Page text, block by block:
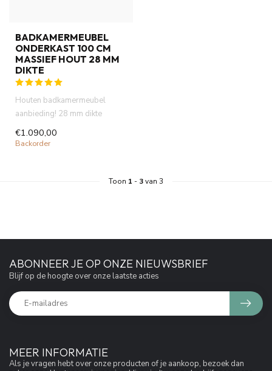
BADKAMERMEUBEL
ONDERKAST 100 CM
MASSIEF HOUT 28 MM
DIKTE
Houten badkamermeubel
aanbieding! 28 mm dikte
lichaam eiken kleur, 2 x
softclose...
€1.090,00
Backorder
Toon 1 - 3van 3
MEER INFORMATIE
Als je vragen hebt over onze producten of je aankoop, bezoek dan
ABONNEER JE OP ONZE NIEUWSBRIEF
Blijf op de hoogte over onze laatste acties